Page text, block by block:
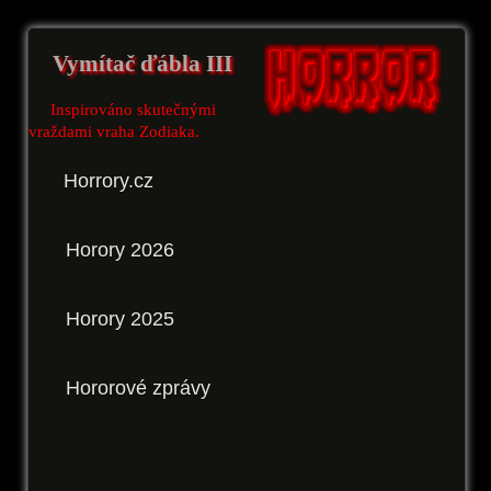
Vymítač ďábla III
Inspirováno skutečnými
vraždami vraha Zodiaka.
Horrory.cz
Horory 2026
Horory 2025
Hororové zprávy